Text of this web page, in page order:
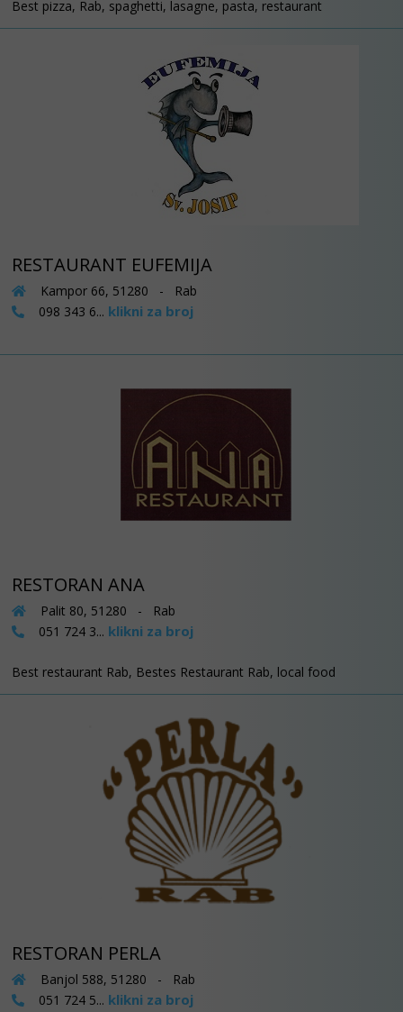
Best pizza, Rab, spaghetti, lasagne, pasta, restaurant
RESTAURANT EUFEMIJA
Kampor 66, 51280 - Rab
098 343 6... klikni za broj
RESTORAN ANA
Palit 80, 51280 - Rab
051 724 3... klikni za broj
Best restaurant Rab, Bestes Restaurant Rab, local food
RESTORAN PERLA
Banjol 588, 51280 - Rab
051 724 5... klikni za broj